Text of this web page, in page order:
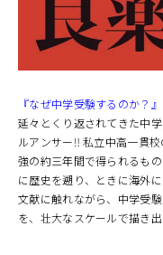
『なぜ中学受験するのか？』
延々とくり返されてきた中
ルアンサー‼ 私立中高一貫
強の約三年間で得られるも
に歴史を遡り、ときに海外
文献に触れながら、中学受
を、壮大なスケールで描き出